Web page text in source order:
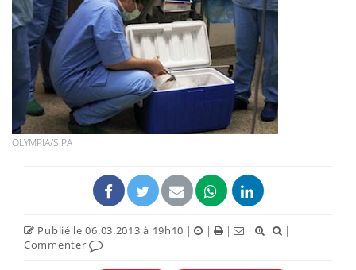
OLYMPIA/SIPA
Publié le 06.03.2013 à 19h10 | | | |
|
Commenter